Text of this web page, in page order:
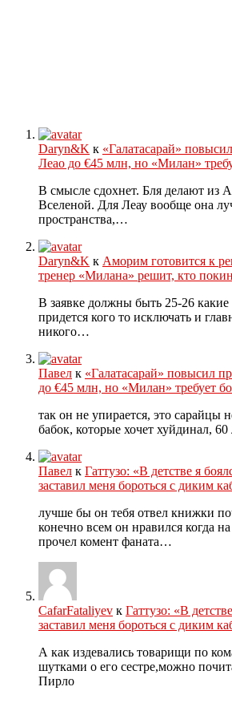
Daryn&K к «Галатасарай»
Леао до €45 млн, но «Милан»
В смысле сдохнет. Бля делают из
Вселеной. Для Леау вообще она
пространства,…
Daryn&K к Аморим готовится к
тренер «Милана» решит, кто
В заявке должны быть 25-26
придется кого то исключать и
никого…
Павел к «Галатасарай» повысил
до €45 млн, но «Милан» требует
так он не упирается, это сарайцы
бабок, которые хочет хуйдинал, 60
Павел к Гаттузо: «В детстве я
заставил меня бороться с диким
лучше бы он тебя отвел книжки
конечно всем он нравился когда
прочел комент фаната…
CafarFataliyev к Гаттузо: «В
заставил меня бороться с диким
А как издевались товарищи по
шутками о его сестре,можно
Пирло